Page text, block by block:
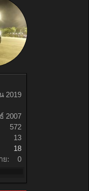
2019
2007
572
13
18
ย:
0